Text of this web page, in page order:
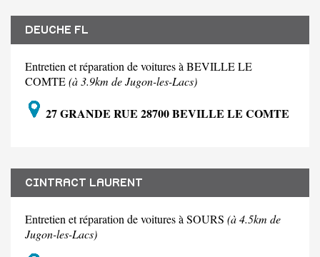
DEUCHE FL
Entretien et réparation de voitures à BEVILLE LE
COMTE(à 3.9km de Jugon-les-Lacs)
27 GRANDE RUE 28700 BEVILLE LE COMTE
CINTRACT LAURENT
Entretien et réparation de voitures à SOURS (à 4.5km de
Jugon-les-Lacs)